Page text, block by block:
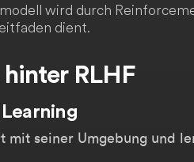
wird durch
dient.
RLHF
mit seiner Umgebung und